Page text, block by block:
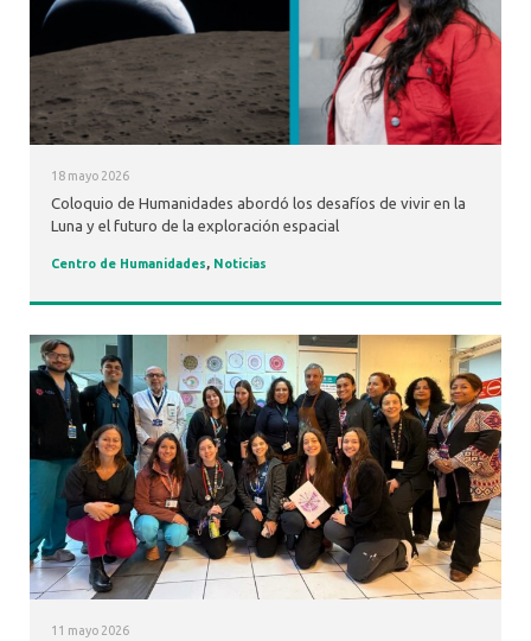
18 mayo 2026
Coloquio de Humanidades abordó los desafíos de vivir en la
Luna y el futuro de la exploración espacial
Centro de Humanidades, Noticias
11 mayo 2026